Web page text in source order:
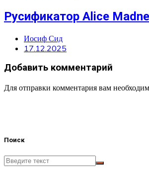
Русификатор Alice
Иосиф Сид
17.12.2025
Добавить комментарий
Для отправки комментария вам
Поиск